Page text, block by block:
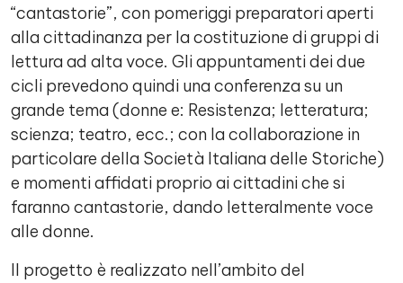
“cantastorie”, con pomeriggi preparatori aperti
alla cittadinanza per la costituzione di gruppi di
lettura ad alta voce. Gli appuntamenti dei due
cicli prevedono quindi una conferenza su un
grande tema (donne e: Resistenza; letteratura;
scienza; teatro, ecc.; con la collaborazione in
particolare della Società Italiana delle Storiche)
e momenti affidati proprio ai cittadini che si
faranno cantastorie, dando letteralmente voce
alle donne.
Il progetto è realizzato nell’ambito del